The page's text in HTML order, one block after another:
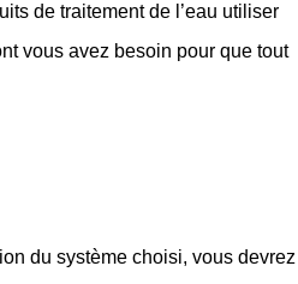
de traitement de l’eau utiliser
vous avez besoin pour que tout
du système choisi, vous devrez